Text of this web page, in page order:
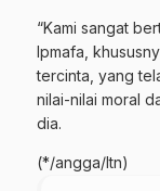
“Kami sangat
Ipmafa,
tercinta, yang
nilai-nilai moral
dia.
(*/angga/ltn)